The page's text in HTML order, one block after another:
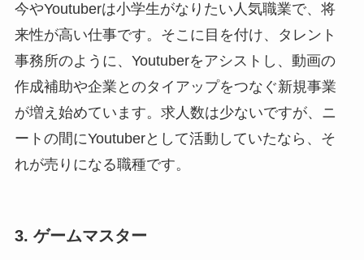
今やYoutuberは小学生がなりたい人気職業で、将
来性が高い仕事です。そこに目を付け、タレント
事務所のように、Youtuberをアシストし、動画の
作成補助や企業とのタイアップをつなぐ新規事業
が増え始めています。求人数は少ないですが、ニ
ートの間にYoutuberとして活動していたなら、そ
れが売りになる職種です。
3. ゲームマスター